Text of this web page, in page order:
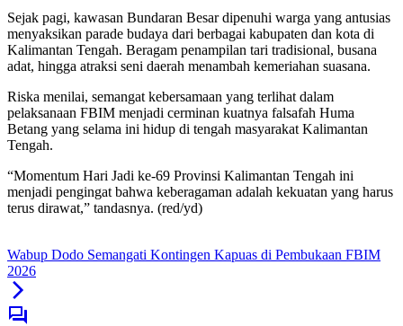
Sejak pagi, kawasan Bundaran Besar dipenuhi warga yang antusias
menyaksikan parade budaya dari berbagai kabupaten dan kota di
Kalimantan Tengah. Beragam penampilan tari tradisional, busana
adat, hingga atraksi seni daerah menambah kemeriahan suasana.
Riska menilai, semangat kebersamaan yang terlihat dalam
pelaksanaan FBIM menjadi cerminan kuatnya falsafah Huma
Betang yang selama ini hidup di tengah masyarakat Kalimantan
Tengah.
“Momentum Hari Jadi ke-69 Provinsi Kalimantan Tengah ini
menjadi pengingat bahwa keberagaman adalah kekuatan yang harus
terus dirawat,” tandasnya. (red/yd)
Wabup Dodo Semangati Kontingen Kapuas di Pembukaan FBIM
2026